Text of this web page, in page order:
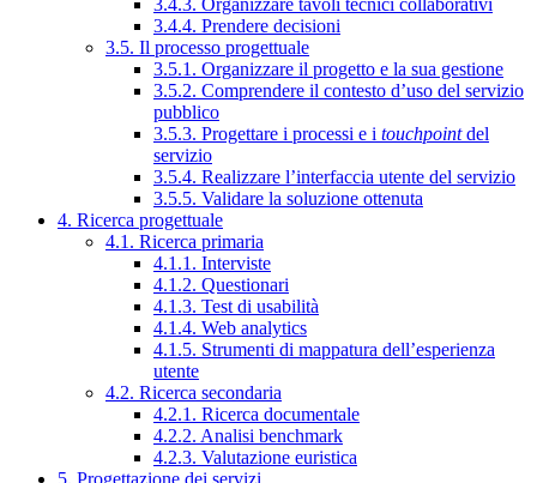
3.4.4. Prendere decisioni
3.5. Il processo progettuale
3.5.1. Organizzare il progetto e la sua gestione
3.5.2. Comprendere il contesto d’uso del servizio
pubblico
3.5.3. Progettare i processi e i touchpointdel
servizio
3.5.4. Realizzare l’interfaccia utente del servizio
3.5.5. Validare la soluzione ottenuta
4. Ricerca progettuale
4.1. Ricerca primaria
4.1.1. Interviste
4.1.2. Questionari
4.1.3. Test di usabilità
4.1.4. Web analytics
4.1.5. Strumenti di mappatura dell’esperienza
utente
4.2. Ricerca secondaria
4.2.1. Ricerca documentale
4.2.2. Analisi benchmark
4.2.3. Valutazione euristica
5. Progettazione dei servizi